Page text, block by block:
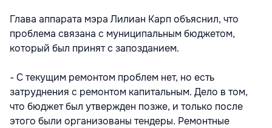
Глава аппарата мэра Лилиан Карп объяснил, что
проблема связана с муниципальным бюджетом,
который был принят с запозданием.
- С текущим ремонтом проблем нет, но есть
затруднения с ремонтом капитальным. Дело в том,
что бюджет был утвержден позже, и только после
этого были организованы тендеры. Ремонтные